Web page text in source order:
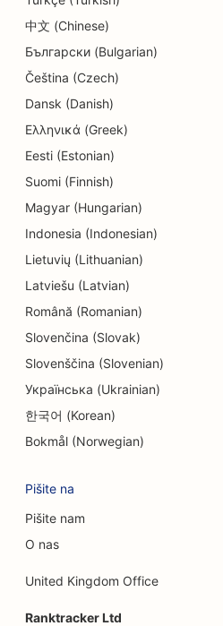
SEO za storitve
SEO za kemične čistilnice
SEO za električarje
SEO za trgovine z elektroniko
SEO za endodontiste
SEO za zabavo in rekreacijo
SEO za inženirska podjetja
EO za etnične restavracije
SEO za storitve Facelift
SEO za družinske restavracije
SEO za restavracije Farm-to-
SEO za fine dining
SEO za restavracije s hitro
SEO za cvetličarje
中文 (Chinese)
Български (Bulgarian)
Čeština (Czech)
Dansk (Danish)
Ελληνικά (Greek)
Eesti (Estonian)
Suomi (Finnish)
Magyar (Hungarian)
Indonesia (Indonesian)
Lietuvių (Lithuanian)
Latviešu (Latvian)
Română (Romanian)
Slovenčina (Slovak)
Slovenščina (Slovenian)
Українська (Ukrainian)
한국어 (Korean)
Bokmål (Norwegian)
Pišite na
Pišite nam
O nas
United Kingdom Office
Ranktracker Ltd